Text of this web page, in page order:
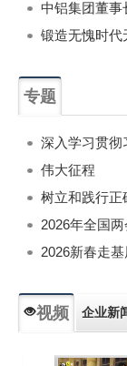
专题
深入学习贯彻
伟大征程
树立和践行正
2026年全国
2026新春走
视频 企业新